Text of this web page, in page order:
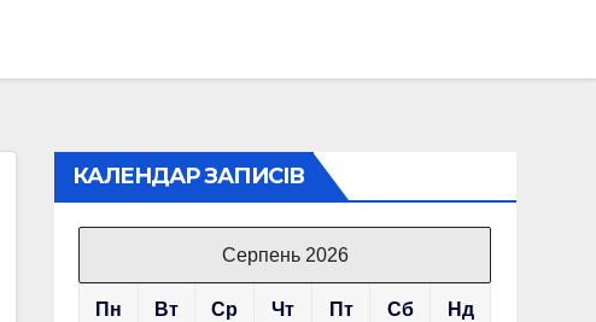
КАЛЕНДАР ЗАПИСІВ
Серпень 2026
Пн Вт Ср Чт Пт Сб Нд